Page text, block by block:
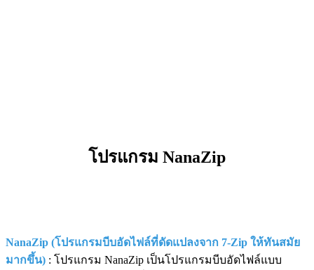
โปรแกรม NanaZip
NanaZip (โปรแกรมบีบอัดไฟล์ที่ดัดแปลงจาก 7-Zip ให้ทันสมัย
มากขึ้น) : โปรแกรม NanaZip เป็นโปรแกรมบีบอัดไฟล์แบบ